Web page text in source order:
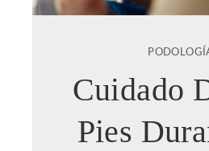
Cuidado
Pies